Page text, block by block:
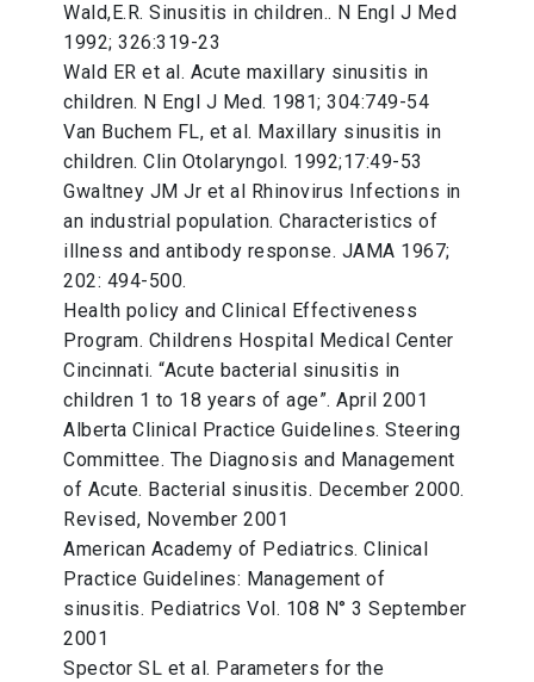
Wald,E.R. Sinusitis in children.. N Engl J Med
1992; 326:319-23
Wald ER et al. Acute maxillary sinusitis in
children. N Engl J Med. 1981; 304:749-54
Van Buchem FL, et al. Maxillary sinusitis in
children. Clin Otolaryngol. 1992;17:49-53
Gwaltney JM Jr et al Rhinovirus Infections in
an industrial population. Characteristics of
illness and antibody response. JAMA 1967;
202: 494-500.
Health policy and Clinical Effectiveness
Program. Childrens Hospital Medical Center
Cincinnati. “Acute bacterial sinusitis in
children 1 to 18 years of age”. April 2001
Alberta Clinical Practice Guidelines. Steering
Committee. The Diagnosis and Management
of Acute. Bacterial sinusitis. December 2000.
Revised, November 2001
American Academy of Pediatrics. Clinical
Practice Guidelines: Management of
sinusitis. Pediatrics Vol. 108 N° 3 September
2001
Spector SL et al. Parameters for the